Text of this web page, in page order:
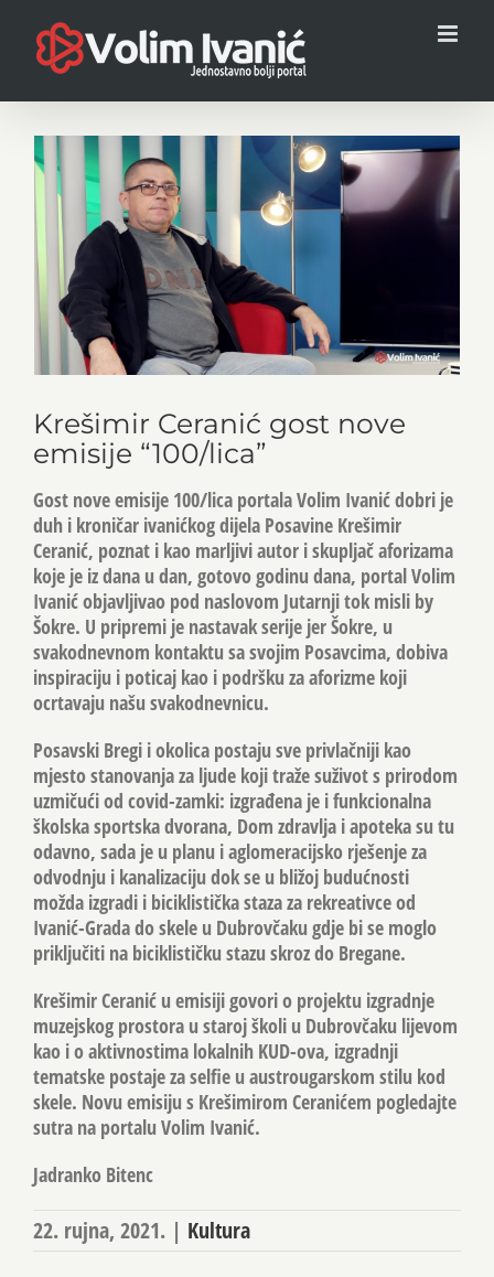
content
View
Larger
Image
Krešimir Ceranić gost nove
emisije “100/lica”
Gost nove emisije 100/lica portala Volim Ivanić dobri je
duh i kroničar ivanićkog dijela Posavine Krešimir
Ceranić, poznat i kao marljivi autor i skupljač aforizama
koje je iz dana u dan, gotovo godinu dana, portal Volim
Ivanić objavljivao pod naslovom Jutarnji tok misli by
Šokre. U pripremi je nastavak serije jer Šokre, u
svakodnevnom kontaktu sa svojim Posavcima, dobiva
inspiraciju i poticaj kao i podršku za aforizme koji
ocrtavaju našu svakodnevnicu.
Posavski Bregi i okolica postaju sve privlačniji kao
mjesto stanovanja za ljude koji traže suživot s prirodom
uzmičući od covid-zamki: izgrađena je i funkcionalna
školska sportska dvorana, Dom zdravlja i apoteka su tu
odavno, sada je u planu i aglomeracijsko rješenje za
odvodnju i kanalizaciju dok se u bližoj budućnosti
možda izgradi i biciklistička staza za rekreativce od
Ivanić-Grada do skele u Dubrovčaku gdje bi se moglo
priključiti na biciklističku stazu skroz do Bregane.
Krešimir Ceranić u emisiji govori o projektu izgradnje
muzejskog prostora u staroj školi u Dubrovčaku lijevom
kao i o aktivnostima lokalnih KUD-ova, izgradnji
tematske postaje za selfie u austrougarskom stilu kod
skele. Novu emisiju s Krešimirom Ceranićem pogledajte
sutra na portalu Volim Ivanić.
Jadranko Bitenc
22. rujna, 2021. | Kultura